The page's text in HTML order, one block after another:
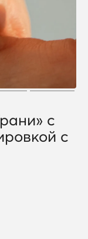
с
с